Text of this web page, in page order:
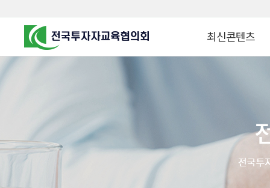
알고 투자하면
KOREA COUNCIL FOR
INVESTOR EDUCATION
최신콘텐츠
금융투자 HOWTO
군장병 금융투자 아